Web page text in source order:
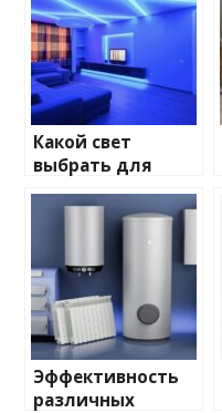
Какой свет
выбрать для
домашнего
освещения
Эффективность
различных